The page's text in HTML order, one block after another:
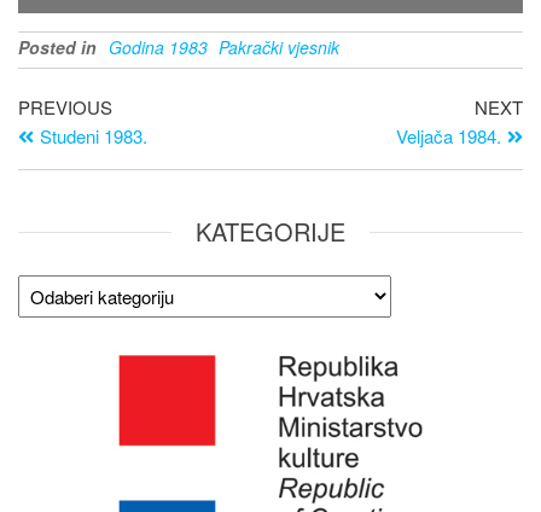
Posted in Godina 1983 Pakrački vjesnik
PREVIOUS
Studeni 1983.
NEXT
Veljača 1984.
KATEGORIJE